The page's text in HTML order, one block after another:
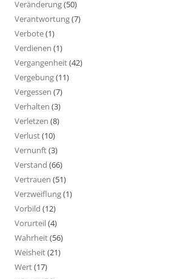
Veränderung(50)
Verantwortung(7)
Verbote(1)
Verdienen (1)
Vergangenheit(42)
Vergebung(11)
Vergessen (7)
Verhalten (3)
Verletzen (8)
Verlust(10)
Vernunft(3)
Verstand (66)
Vertrauen (51)
Verzweiflung(1)
Vorbild (12)
Vorurteil(4)
Wahrheit(56)
Weisheit(21)
Wert(17)